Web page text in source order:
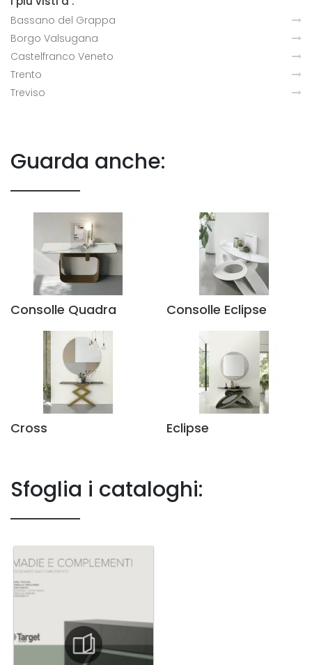
Bassano del Grappa
Borgo Valsugana
Castelfranco Veneto
Trento
Treviso
Guarda anche:
Consolle Quadra Consolle Eclipse
Cross Eclipse
Sfoglia i cataloghi: